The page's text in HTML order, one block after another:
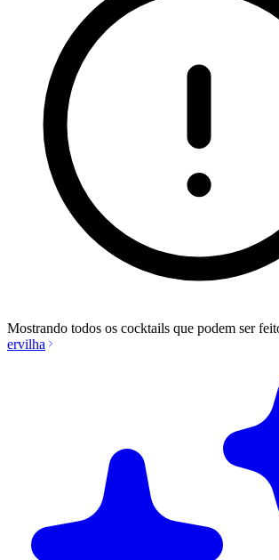
Mostrando todos os cocktails que podem ser
ervilha